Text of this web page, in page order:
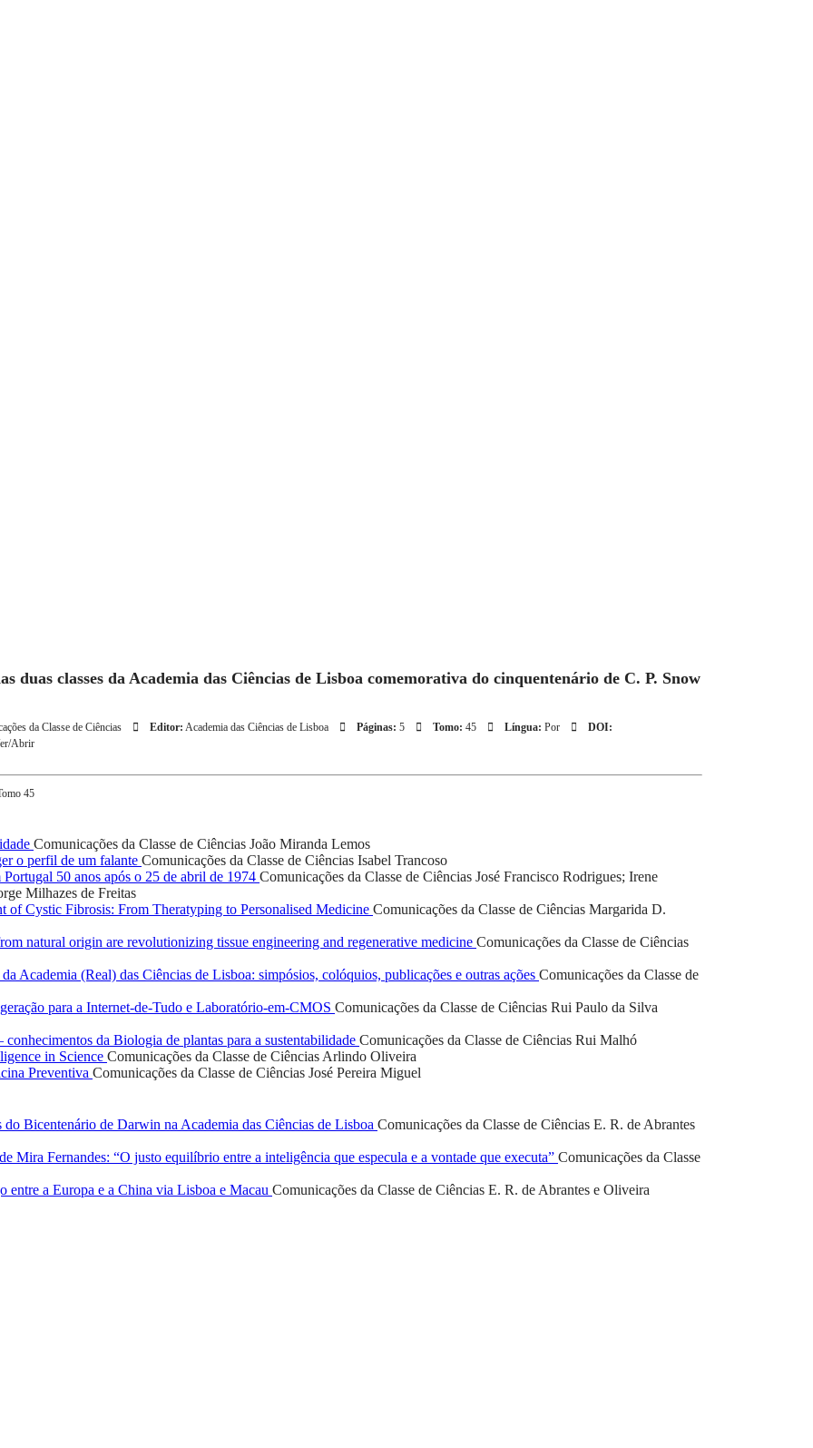
duas classes da Academia das Ciências de Lisboa comemorativa do cinquentenário de C. P. Snow
da Classe de Ciências Editor: Academia das Ciências de Lisboa Páginas: 5 Tomo: 45 Língua: Por
DOI:
Abrir
45
Comunicações da Classe de Ciências João Miranda Lemos
o perfil de um falante Comunicações da Classe de Ciências Isabel Trancoso
50 anos após o 25 de abril de 1974 Comunicações da Classe de Ciências José Francisco Rodrigues; Irene
Milhazes de Freitas
of Cystic Fibrosis: From Theratyping to Personalised Medicine Comunicações da Classe de Ciências Margarida D.
natural origin are revolutionizing tissue engineering and regenerative medicine Comunicações da Classe de Ciências
Academia (Real) das Ciências de Lisboa: simpósios, colóquios, publicações e outras ações Comunicações da Classe de
para a Internet-de-Tudo e Laboratório-em-CMOS Comunicações da Classe de Ciências Rui Paulo da Silva
da Biologia de plantas para a sustentabilidade Comunicações da Classe de Ciências Rui Malhó
in Science Comunicações da Classe de Ciências Arlindo Oliveira
Preventiva Comunicações da Classe de Ciências José Pereira Miguel
Bicentenário de Darwin na Academia das Ciências de Lisboa Comunicações da Classe de Ciências E. R. de Abrantes
Mira Fernandes: “O justo equilíbrio entre a inteligência que especula e a vontade que executa” Comunicações da Classe
entre a Europa e a China via Lisboa e Macau Comunicações da Classe de Ciências E. R. de Abrantes e Oliveira